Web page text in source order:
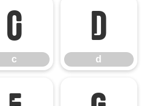
c
c
d
d